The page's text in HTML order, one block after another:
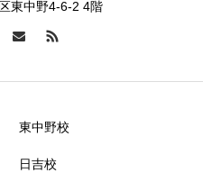
東中野4-6-2 4階
東中野校
日吉校